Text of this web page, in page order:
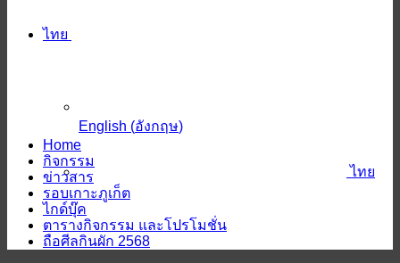
ไทย
ไทย
English (อังกฤษ)
Home
กิจกรรม
ข่าวสาร
รอบเกาะภูเก็ต
ไกด์บุ๊ค
ตารางกิจกรรม และโปรโมชั่น
ถือศีลกินผัก 2568